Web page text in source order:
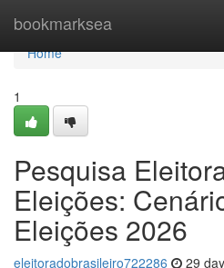
bookmarksea
Home
Home
1
Pesquisa
Eleições:
Eleições 2026
eleitoradobrasileiro722286 29